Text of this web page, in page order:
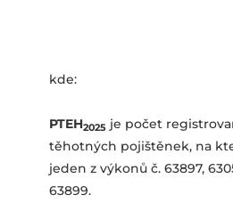
kde:
PTEH2025 je počet
těhotných pojištěnek, na
jeden z výkonů č. 63897,
63899.